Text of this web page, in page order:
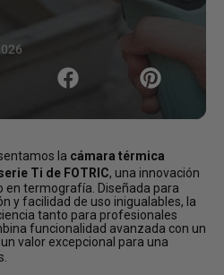
la cámara térmica
Ti de FOTRIC, una innovación
en termografía. Diseñada para
y facilidad de uso inigualables, la
tanto para profesionales
funcionalidad avanzada con un
valor excepcional para una